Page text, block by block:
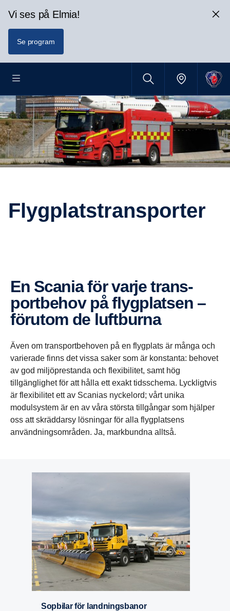
Vi ses på Elmia!
Se program
Flygplats­trans­porter
En Scania för varje trans­
port­behov på flygplatsen –
förutom de luftburna
Även om transportbehoven på en flygplats är många och
varierade finns det vissa saker som är konstanta: behovet
av god miljöprestanda och flexibilitet, samt hög
tillgänglighet för att hålla ett exakt tidsschema. Lyckligtvis
är flexibilitet ett av Scanias nyckelord; vårt unika
modulsystem är en av våra största tillgångar som hjälper
oss att skräddarsy lösningar för alla flygplatsens
användningsområden. Ja, markbundna alltså.
Sopbilar för landnings­banor